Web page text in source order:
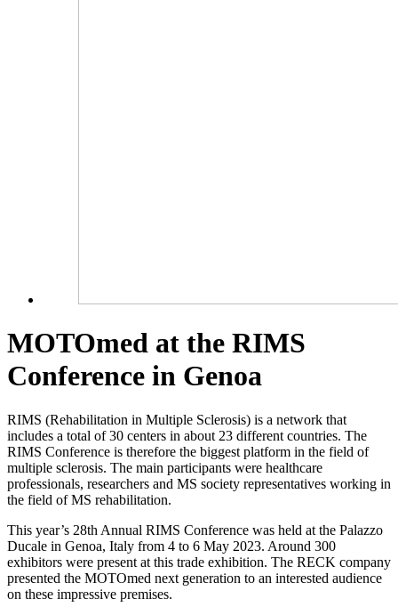
MOTOmed at the RIMS
Conference in Genoa
RIMS (Rehabilitation in Multiple Sclerosis) is a network that
includes a total of 30 centers in about 23 different countries. The
RIMS Conference is therefore the biggest platform in the field of
multiple sclerosis. The main participants were healthcare
professionals, researchers and MS society representatives working in
the field of MS rehabilitation.
This year’s 28th Annual RIMS Conference was held at the Palazzo
Ducale in Genoa, Italy from 4 to 6 May 2023. Around 300
exhibitors were present at this trade exhibition. The RECK company
presented the MOTOmed next generation to an interested audience
on these impressive premises.